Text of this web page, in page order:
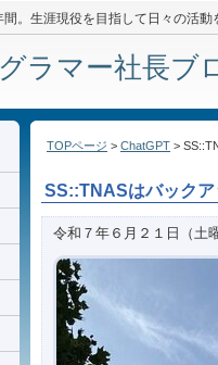
。生涯現役を目指して日々の活動
ラマー社長ブ
TOPページ > ChatGPT >
SS::TNASはバック
令和７年６月２１日（土